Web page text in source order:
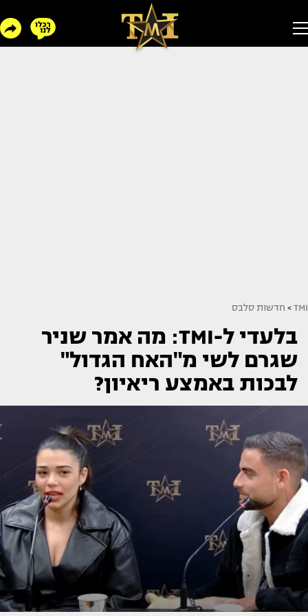
TMI
> חדשות סלבס
בלעדי ל-TMI: מה אמר שניר
שגרם לשי מ"האח הגדול"
לבכות באמצע ריאיון?